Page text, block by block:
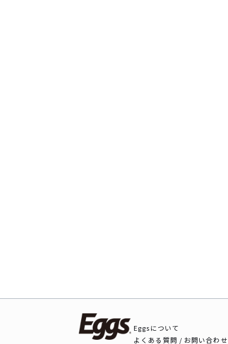
Eggsについて
よくある質問 / お問い合わせ